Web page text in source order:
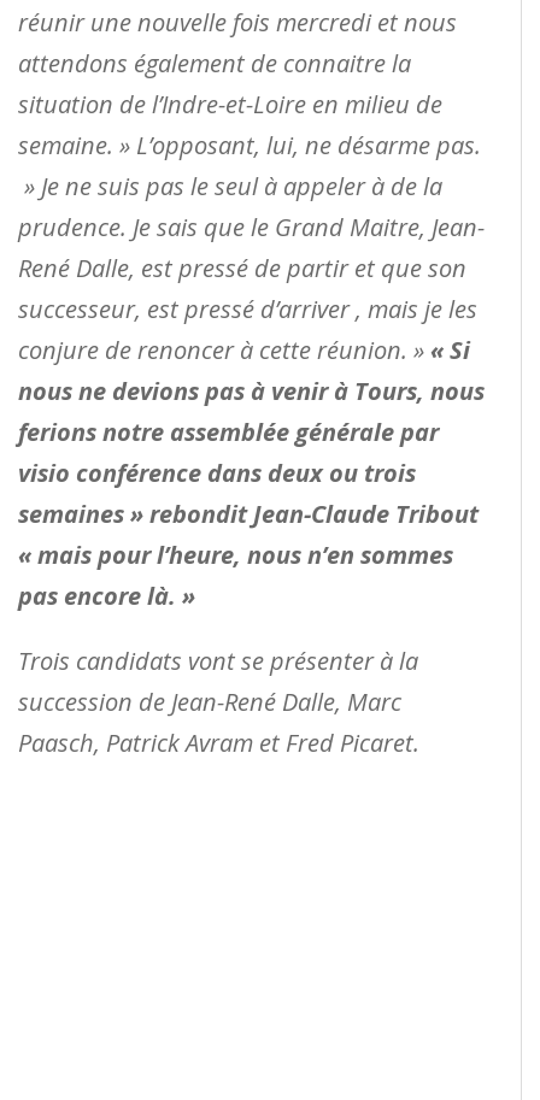
réunir une nouvelle fois mercredi et nous
attendons également de connaitre la
situation de l’Indre-et-Loire en milieu de
semaine. » L’opposant, lui, ne désarme pas.
» Je ne suis pas le seul à appeler à de la
prudence. Je sais que le Grand Maitre, Jean-
René Dalle, est pressé de partir et que son
successeur, est pressé d’arriver , mais je les
conjure de renoncer à cette réunion. »« Si
nous ne devions pas à venir à Tours, nous
ferions notre assemblée générale par
visio conférence dans deux ou trois
semaines » rebondit Jean-Claude Tribout
« mais pour l’heure, nous n’en sommes
pas encore là. »
Trois candidats vont se présenter à la
succession de Jean-René Dalle, Marc
Paasch, Patrick Avram et Fred Picaret.